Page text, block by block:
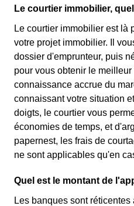
Le courtier immobilier,
Le courtier immobilier est là
votre projet immobilier. Il
dossier d'emprunteur, puis
pour vous obtenir le meilleur
connaissance accrue du
connaissant votre situation
doigts, le courtier vous
économies de temps, et
papernest, les frais de
ne sont applicables qu'en
Quel est le montant de
Les banques sont réticentes